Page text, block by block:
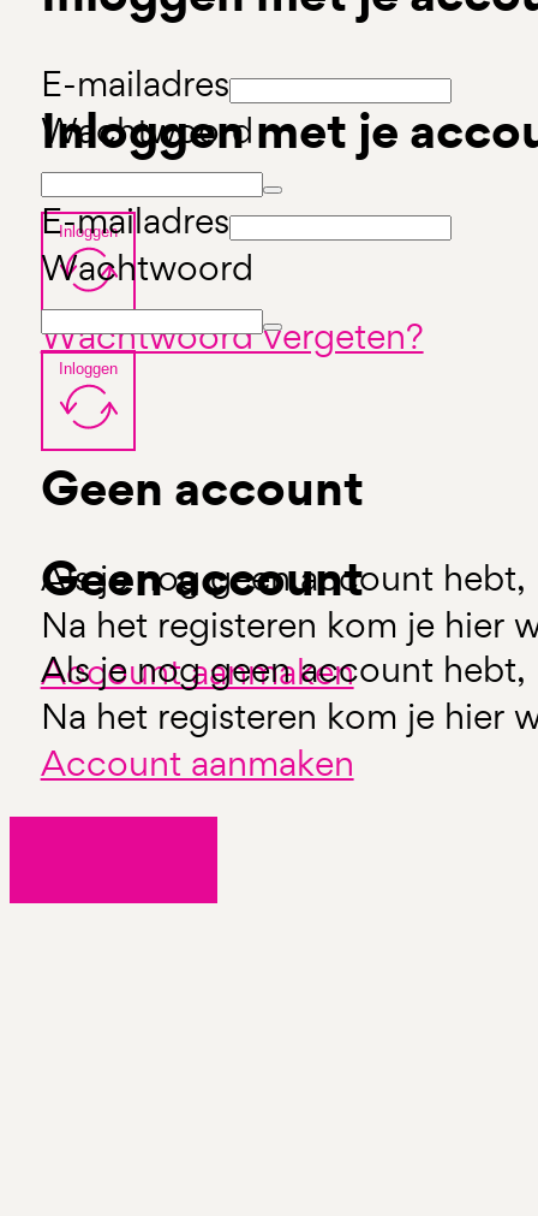
E-mailadres
Wachtwoord
Inloggen
Wachtwoord vergeten?
Geen account
Als je nog geen account hebt,
Na het registeren kom je hier
Account aanmaken
Inloggen met je
E-mailadres
Wachtwoord
Inloggen
Geen account
Als je nog geen account hebt,
Na het registeren kom je hier
Account aanmaken